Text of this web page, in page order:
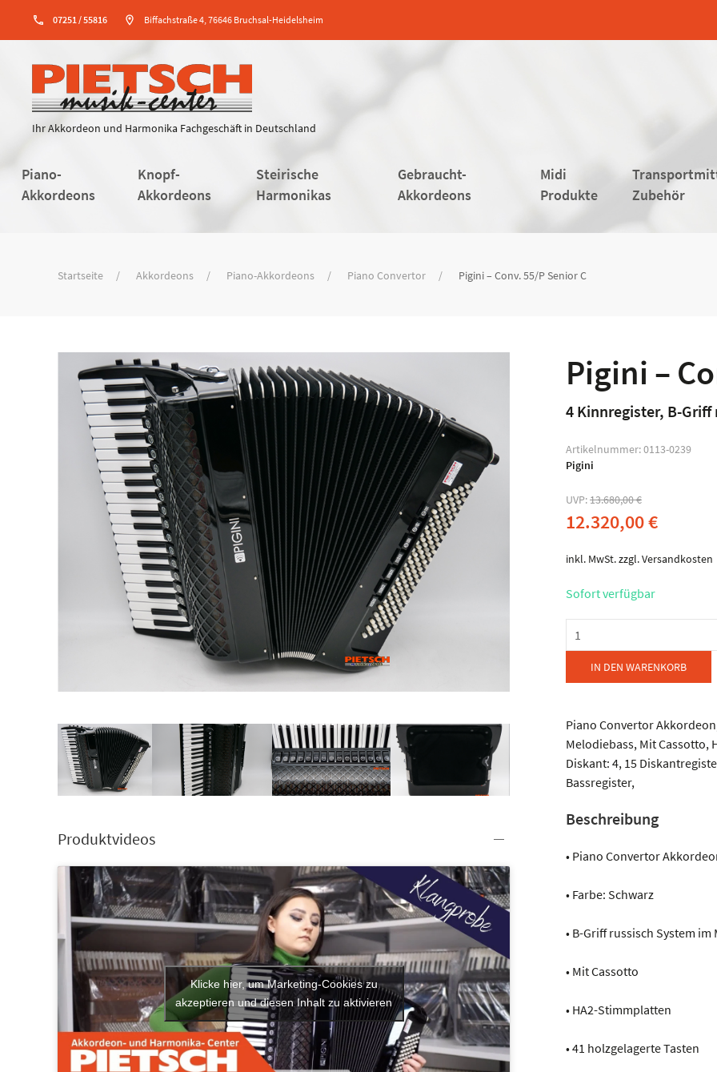
phone 07251 / 55816 location_on Biffachstraße 4, 76646 Bruchsal-Heidelsheim
Ihr Akkordeon und Harmonika Fachgeschäft in Deutschland
Piano-
Akkordeons
Knopf-
Akkordeons
Steirische
Harmonikas
Gebraucht-
Akkordeons
Midi
Produkte
Zubehör
Startseite Akkordeons Piano-Akkordeons Piano Convertor Pigini – Conv. 55/P Senior C
Produktvideos
Klicke hier, um Marketing-Cookies zu
akzeptieren und diesen Inhalt zu aktivieren
Pigini –
4 Kinnregister, B-Griff
Artikelnummer:0113-0239
Pigini
UVP:13.680,00€
12.320,00€
inkl. MwSt.zzgl.Versandkosten
Sofort verfügbar
Pigini
-
Conv.
55/P
C
Menge
IN DEN WARENKORB
Piano Convertor
Melodiebass, Mit Cassotto,
Diskant: 4, 15
Bassregister,
Beschreibung
• Piano Convertor
• Farbe: Schwarz
• B-Griff russisch System
• Mit Cassotto
• HA2-Stimmplatten
• 41 holzgelagerte Tasten